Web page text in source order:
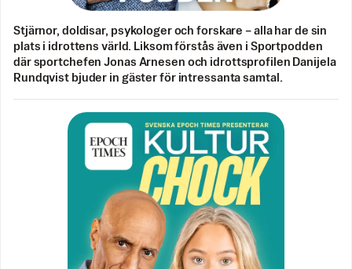
Stjärnor, doldisar, psykologer och forskare – alla har de sin
plats i idrottens värld. Liksom förstås även i Sportpodden
där sportchefen Jonas Arnesen och idrottsprofilen Danijela
Rundqvist bjuder in gäster för intressanta samtal.